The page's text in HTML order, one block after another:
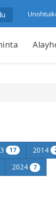
17 2014
2024 7